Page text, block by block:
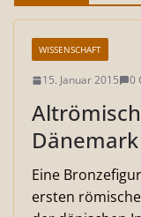
WISSENSCHAFT
15. Januar 2015 0
Dänemark
Eine
ersten